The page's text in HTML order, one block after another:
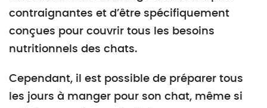
contraignantes et d’être spécifiquement
conçues pour couvrir tous les besoins
nutritionnels des chats.
Cependant, il est possible de préparer tous
les jours à manger pour son chat, même si